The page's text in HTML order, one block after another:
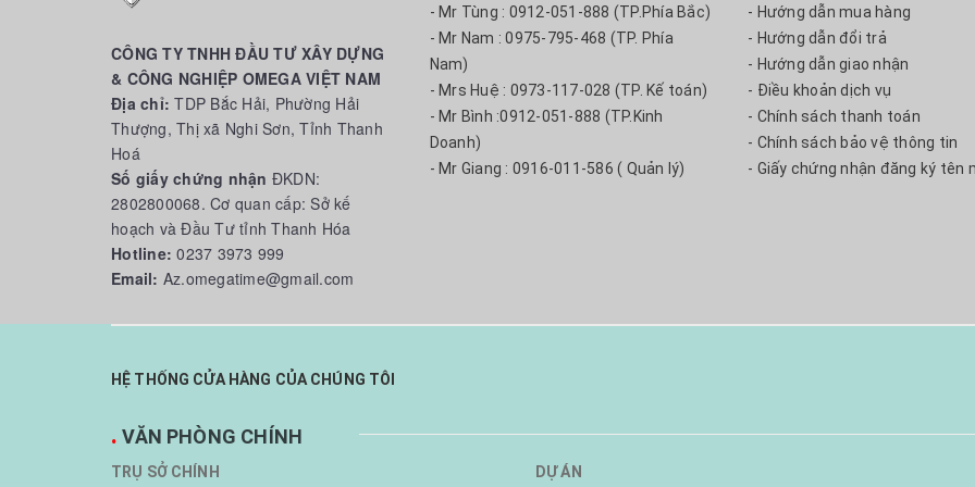
CÔNG TY TNHH ĐẦU TƯ XÂY DỰNG
& CÔNG NGHIỆP OMEGA VIỆT NAM
Địa chỉ:TDP Bắc Hải, Phường Hải
Thượng, Thị xã Nghi Sơn, Tỉnh Thanh
Hoá
Số giấy chứng nhận ĐKDN:
2802800068. Cơ quan cấp: Sở kế
hoạch và Đầu Tư tỉnh Thanh Hóa
Hotline:0237 3973 999
Email: Az.omegatime@gmail.com
- Mr Tùng : 0912-051-888 (TP.Phía Bắc)
- Mr Nam : 0975-795-468 (TP. Phía
Nam)
- Mrs Huệ : 0973-117-028 (TP. Kế toán)
- Mr Bình :0912-051-888 (TP.Kinh
Doanh)
- Mr Giang : 0916-011-586 ( Quản lý)
- Hướng dẫn mua hàng
- Hướng dẫn đổi trả
- Hướng dẫn giao nhận
- Điều khoản dịch vụ
- Chính sách thanh toán
- Chính sách bảo vệ thông tin
- Giấy chứng nhận đăng ký tên
HỆ THỐNG CỬA HÀNG CỦA CHÚNG TÔI
. VĂN PHÒNG CHÍNH
TRỤ SỞ CHÍNH DỰ ÁN